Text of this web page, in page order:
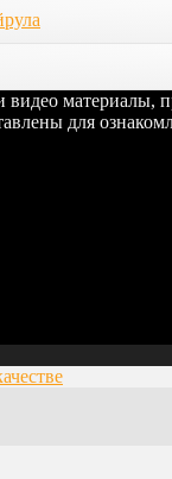
видео
для